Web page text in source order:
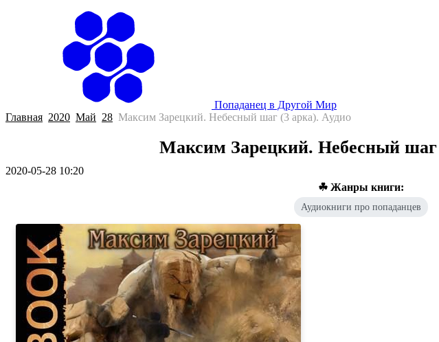
Попаданец в Другой Мир
Главная 2020 Май 28 Максим Зарецкий. Небесный шаг (3 арка). Аудио
Максим Зарецкий. Небесный шаг
2020-05-28 10:20
☘ Жанры книги:
Аудиокниги про попаданцев